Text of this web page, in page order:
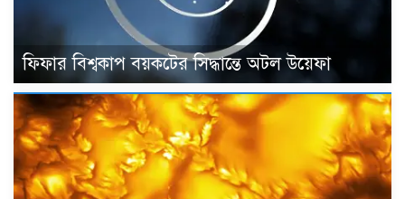
ফিফার বিশ্বকাপ বয়কটের সিদ্ধান্তে অটল উয়েফা